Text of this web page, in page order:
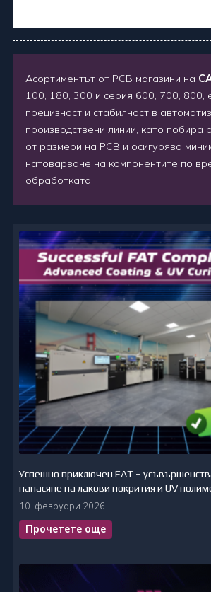
Асортиментът от PCB магазини на
100, 180, 300 и серия 600, 700, 800,
прецизност и стабилност в
производствени линии, като побира
от размери на PCB и осигурява
натоварване на компонентите по
обработката.
Успешно приключен FAT –
нанасяне на лакови покрития и UV
10. февруари 2026.
Прочетете още